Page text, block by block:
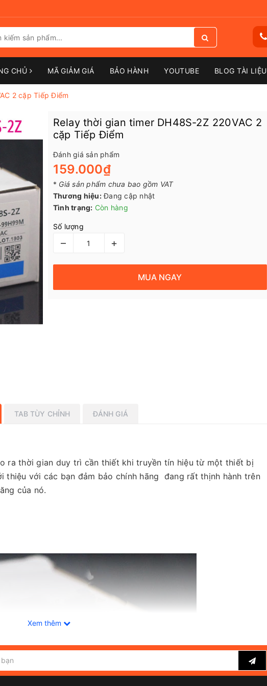
CHỦ MÃ GIẢM GIÁ BẢO HÀNH YOUTUBE BLOG TÀI LIỆU
2 cặp Tiếp Điểm
Relay thời gian timer DH48S-2Z 220VAC 2
cặp Tiếp Điểm
Đánh giá sản phẩm
159.000₫
* Giá sản phẩm chưa bao gồm VAT
Thương hiệu: Đang cập nhật
Tình trạng: Còn hàng
Số lượng
– +
MUA NGAY
TAB TÙY CHỈNH ĐÁNH GIÁ
ra thời gian duy trì cần thiết khi truyền tín hiệu từ một thiết bị
thiệu với các bạn đảm bảo chính hãng đang rất thịnh hành trên
của nó.
Xem thêm